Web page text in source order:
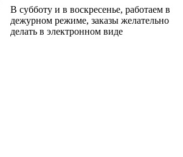
В субботу и в воскресенье, работаем в
дежурном режиме, заказы желательно
делать в электронном виде